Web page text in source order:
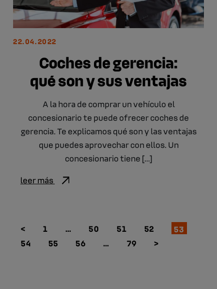
22.04.2022
Coches de gerencia:
qué son y sus ventajas
A la hora de comprar un vehículo el
concesionario te puede ofrecer coches de
gerencia. Te explicamos qué son y las ventajas
que puedes aprovechar con ellos. Un
concesionario tiene […]
leer más
< 1 … 50 51 52
53
54
55 56 … 79 >